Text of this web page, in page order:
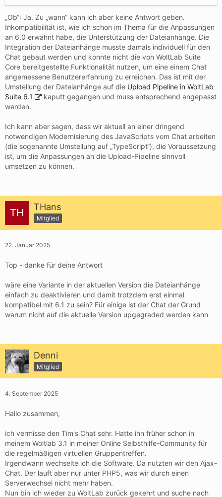
„Ob“: Ja. Zu „wann“ kann ich aber keine Antwort geben.
Inkompatibilität ist, wie ich schon im Thema für die Anpassungen
an 6.0 erwähnt habe, die Unterstützung der Dateianhänge. Die
Integration der Dateianhänge musste damals individuell für den
Chat gebaut werden und konnte nicht die von WoltLab Suite
Core bereitgestellte Funktionalität nutzen, um eine einem Chat
angemessene Benutzererfahrung zu erreichen. Das ist mit der
Umstellung der Dateianhänge auf die Upload Pipeline in WoltLab
Suite 6.1
kaputt gegangen und muss entsprechend angepasst
werden.
Ich kann aber sagen, dass wir aktuell an einer dringend
notwendigen Modernisierung des JavaScripts vom Chat arbeiten
(die sogenannte Umstellung auf „TypeScript“), die Voraussetzung
ist, um die Anpassungen an die Upload-Pipeline sinnvoll
umsetzen zu können.
THans
Mitglied
22. Januar 2025
Top - danke für deine Antwort
wäre eine Variante in der aktuellen Version die Dateianhänge
einfach zu deaktivieren und damit trotzdem erst einmal
kompatibel mit 6.1 zu sein? Für einige ist der Chat der Grund
warum nicht auf die aktuelle Version upgegraded werden kann
Denni
Mitglied
4. September 2025
Hallo zusammen,
ich vermisse den Tim's Chat sehr. Hatte ihn früher schon in
meinem Woltlab 3.1 in meiner Online Selbsthilfe-Community für
die regelmäßigen virtuellen Gruppentreffen.
Irgendwann wechselte ich die Software. Da nutzten wir den Ajax-
Chat. Der lauft aber nur unter PHP5, was wir durch einen
Serverwechsel nicht mehr haben.
Nun bin ich wieder zu WoltLab zurück gekehrt und suche nach